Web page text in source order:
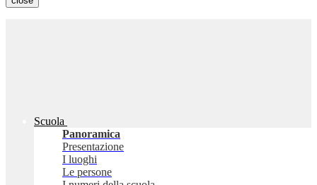
Scuola
Panoramica
Presentazione
I luoghi
Le persone